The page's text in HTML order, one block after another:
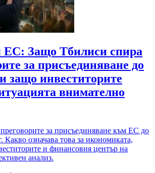
ЕС: Защо Тбилиси спира
за присъединяване до
и защо инвеститорите
внимателно
за присъединяване към ЕС до
Какво означава това за икономиката,
и финансовия център на
анализ.